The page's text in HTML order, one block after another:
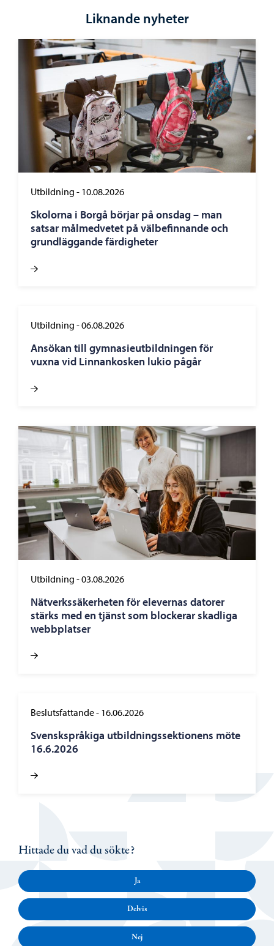
Liknande nyheter
Utbildning - 10.08.2026
Skolorna i Borgå börjar på onsdag – man
satsar målmedvetet på välbefinnande och
grundläggande färdigheter
Utbildning -06.08.2026
Ansökan till gymnasieutbildningen för
vuxna vid Linnankosken lukio pågår
Utbildning -03.08.2026
Nätverkssäkerheten för elevernas datorer
stärks med en tjänst som blockerar skadliga
webbplatser
Beslutsfattande- 16.06.2026
Svenskspråkiga utbildningssektionens möte
16.6.2026
Hittade du vad du sökte?
Ja
Delvis
Nej